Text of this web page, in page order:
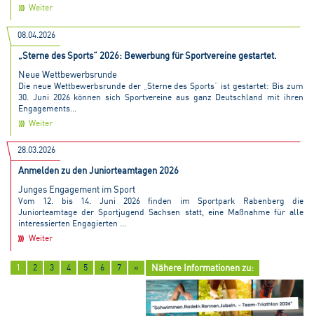
Weiter
08.04.2026
„Sterne des Sports“ 2026: Bewerbung für Sportvereine gestartet.
Neue Wettbewerbsrunde
Die neue Wettbewerbsrunde der „Sterne des Sports“ ist gestartet: Bis zum
30. Juni 2026 können sich Sportvereine aus ganz Deutschland mit ihren
Engagements...
Weiter
28.03.2026
Anmelden zu den Juniorteamtagen 2026
Junges Engagement im Sport
Vom 12. bis 14. Juni 2026 finden im Sportpark Rabenberg die
Juniorteamtage der Sportjugend Sachsen statt, eine Maßnahme für alle
interessierten Engagierten ...
Weiter
1 2 3 4 5 6 7 » Nähere Informationen zu: